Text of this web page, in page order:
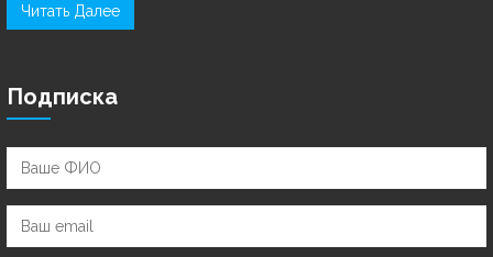
Читать Далее
Подписка